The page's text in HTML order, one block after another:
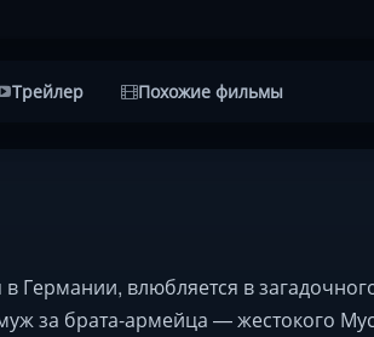
Трейлер Похожие фильмы
Германии, влюбляется в
за брата-армейца — жестокого